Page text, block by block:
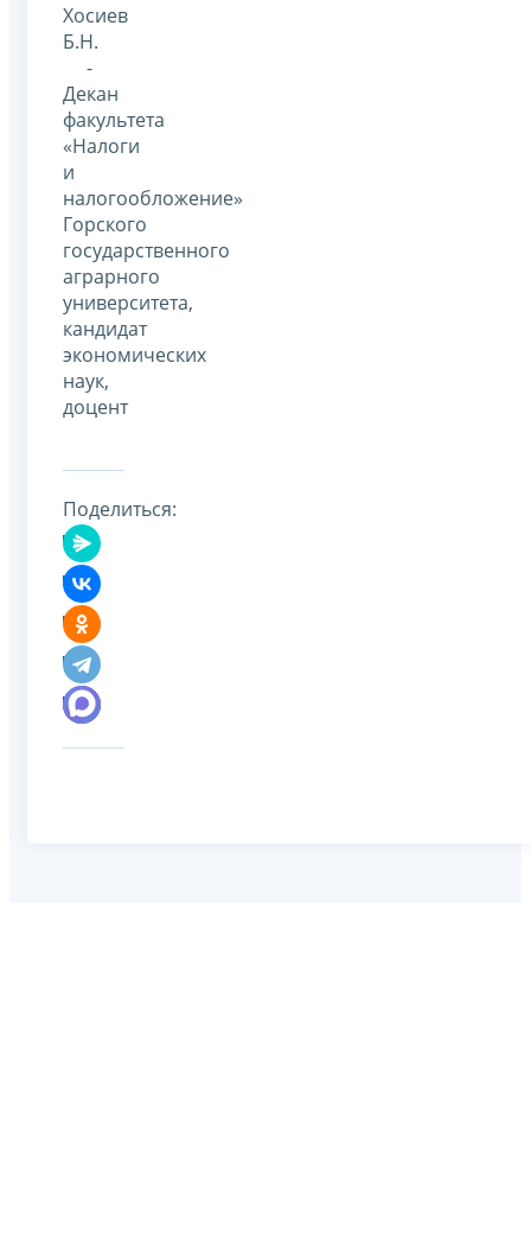
Хосиев
Б.Н.
-
Декан
факультета
«Налоги
и
налогообложение»
Горского
государственного
аграрного
университета,
кандидат
экономических
наук,
доцент
Поделиться: